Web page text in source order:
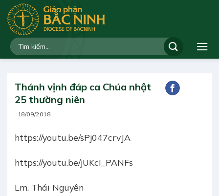
qua
dung
Thánh vịnh đáp ca Chúa nhật
25 thường niên
18/09/2018
https://youtu.be/sPj047crvJA
https://youtu.be/jUKcI_PANFs
Lm. Thái Nguyên